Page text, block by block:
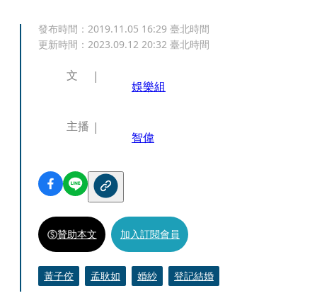
發布時間： 2019.11.05 16:29 臺北時間
更新時間： 2023.09.12 20:32 臺北時間
文
娛樂組
主播
智偉
贊助本文 加入訂閱會員
黃子佼 孟耿如 婚紗 登記結婚